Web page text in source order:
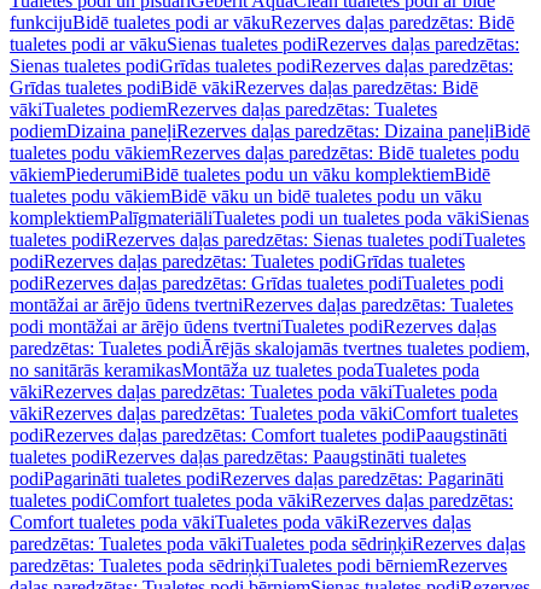
funkcijuBidē tualetes podi ar vākuRezerves daļas paredzētas: Bidē
tualetes podi ar vākuSienas tualetes podiRezerves daļas paredzētas:
Sienas tualetes podiGrīdas tualetes podiRezerves daļas paredzētas:
Grīdas tualetes podiBidē vākiRezerves daļas paredzētas: Bidē
vākiTualetes podiemRezerves daļas paredzētas: Tualetes
podiemDizaina paneļiRezerves daļas paredzētas: Dizaina paneļiBidē
tualetes podu vākiemRezerves daļas paredzētas: Bidē tualetes podu
vākiemPiederumiBidē tualetes podu un vāku komplektiemBidē
tualetes podu vākiemBidē vāku un bidē tualetes podu un vāku
komplektiemPalīgmateriāliTualetes podi un tualetes poda vākiSienas
tualetes podiRezerves daļas paredzētas: Sienas tualetes podiTualetes
podiRezerves daļas paredzētas: Tualetes podiGrīdas tualetes
podiRezerves daļas paredzētas: Grīdas tualetes podiTualetes podi
montāžai ar ārējo ūdens tvertniRezerves daļas paredzētas: Tualetes
podi montāžai ar ārējo ūdens tvertniTualetes podiRezerves daļas
paredzētas: Tualetes podiĀrējās skalojamās tvertnes tualetes podiem,
no sanitārās keramikasMontāža uz tualetes podaTualetes poda
vākiRezerves daļas paredzētas: Tualetes poda vākiTualetes poda
vākiRezerves daļas paredzētas: Tualetes poda vākiComfort tualetes
podiRezerves daļas paredzētas: Comfort tualetes podiPaaugstināti
tualetes podiRezerves daļas paredzētas: Paaugstināti tualetes
podiPagarināti tualetes podiRezerves daļas paredzētas: Pagarināti
tualetes podiComfort tualetes poda vākiRezerves daļas paredzētas:
Comfort tualetes poda vākiTualetes poda vākiRezerves daļas
paredzētas: Tualetes poda vākiTualetes poda sēdriņķiRezerves daļas
paredzētas: Tualetes poda sēdriņķiTualetes podi bērniemRezerves